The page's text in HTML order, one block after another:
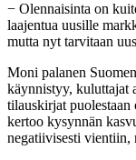
− Olennaisinta on
laajentua uusille
mutta nyt tarvitaan
Moni palanen
käynnistyy, kuluttajat
tilauskirjat puolestaan
kertoo kysynnän
negatiivisesti vientiin,